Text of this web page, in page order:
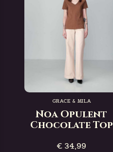
GRACE & MILA
Noa Opulent
Chocolate Top
€ 34,99